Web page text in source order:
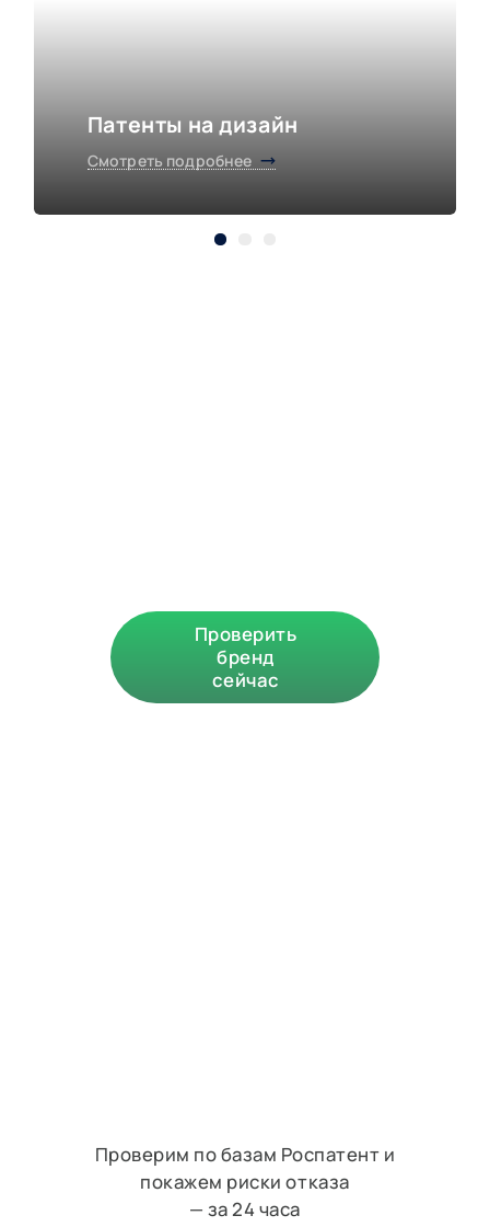
Патенты на дизайн
Смотреть подробнее
Проверить
бренд
сейчас
Проверим по базам Роспатент и
покажем риски отказа
— за 24 часа